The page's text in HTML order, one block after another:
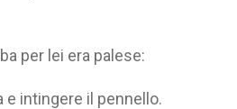
per lei era palese:
e intingere il pennello.